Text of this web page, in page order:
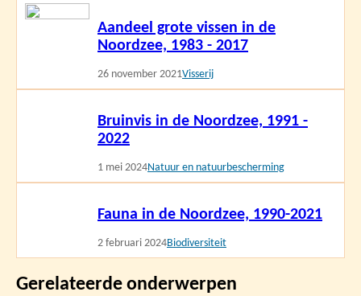
Aandeel grote vissen in de
Noordzee, 1983 - 2017
26 november 2021Visserij
Lees
Bruinvis in de Noordzee, 1991 -
2022
1 mei 2024Natuur en natuurbescherming
Fauna in de Noordzee, 1990-2021
2 februari 2024Biodiversiteit
Gerelateerde onderwerpen